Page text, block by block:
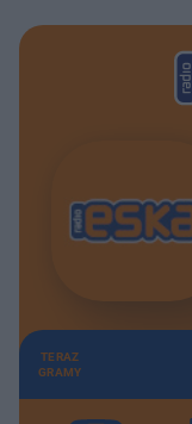
TERAZ
GRAMY